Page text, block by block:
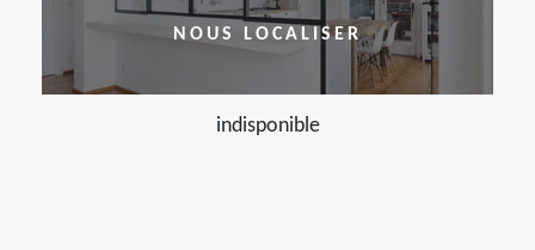
NOUS LOCALISER
indisponible